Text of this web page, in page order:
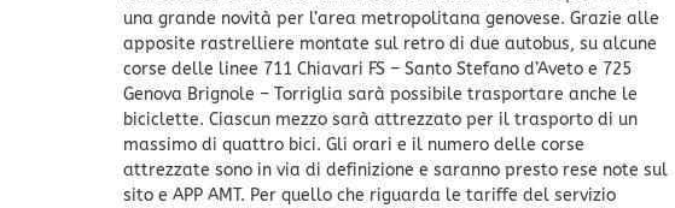
una grande novità per l’area metropolitana genovese. Grazie alle
apposite rastrelliere montate sul retro di due autobus, su alcune
corse delle linee 711 Chiavari FS – Santo Stefano d’Aveto e 725
Genova Brignole – Torriglia sarà possibile trasportare anche le
biciclette. Ciascun mezzo sarà attrezzato per il trasporto di un
massimo di quattro bici. Gli orari e il numero delle corse
attrezzate sono in via di definizione e saranno presto rese note sul
sito e APP AMT. Per quello che riguarda le tariffe del servizio